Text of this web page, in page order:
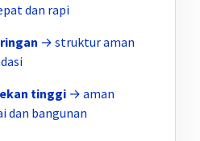
dan rapi
→ struktur aman
tinggi → aman
dan bangunan